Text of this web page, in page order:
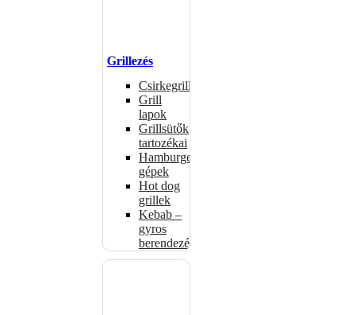
Grillezés
Csirkegrillek
Grill
lapok
Grillsütők
tartozékai
Hamburgerformázó
gépek
Hot dog
grillek
Kebab –
gyros
berendezés